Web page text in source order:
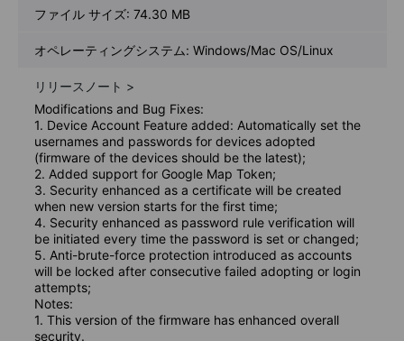
ファイル サイズ: 74.30 MB
オペレーティングシステム: Windows/Mac OS/Linux
リリースノート >
Modifications and Bug Fixes:
1. Device Account Feature added: Automatically set the
usernames and passwords for devices adopted
(firmware of the devices should be the latest);
2. Added support for Google Map Token;
3. Security enhanced as a certificate will be created
when new version starts for the first time;
4. Security enhanced as password rule verification will
be initiated every time the password is set or changed;
5. Anti-brute-force protection introduced as accounts
will be locked after consecutive failed adopting or login
attempts;
Notes:
1. This version of the firmware has enhanced overall
security.